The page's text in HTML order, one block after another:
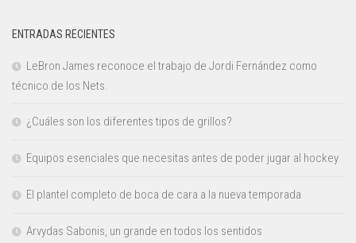
ENTRADAS RECIENTES
LeBron James reconoce el trabajo de Jordi Fernández como
técnico de los Nets.
¿Cuáles son los diferentes tipos de grillos?
Equipos esenciales que necesitas antes de poder jugar al hockey
El plantel completo de boca de cara a la nueva temporada
Arvydas Sabonis, un grande en todos los sentidos